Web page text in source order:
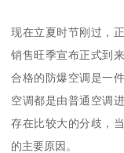
现在立夏时节刚过，
销售旺季宣布正式到
合格的防爆空调是一
空调都是由普通空调
存在比较大的分歧，
的主要原因。